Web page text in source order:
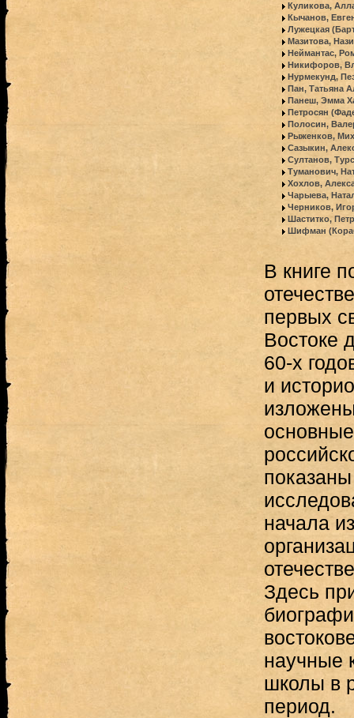
Куликова,
Кычанов,
Лужецкая
Мазитова,
Неймантас,
Никифоров,
Нурмекунд,
Пан, Татьяна
Панеш, Эмма
Петросян
Полосин,
Рыженков,
Сазыкин,
Султанов,
Туманович,
Хохлов,
Чарыева,
Черников,
Шаститко,
Шифман
В книге
первых
Востоке
60-х
и
начала
Здесь
научные
школы в
период.